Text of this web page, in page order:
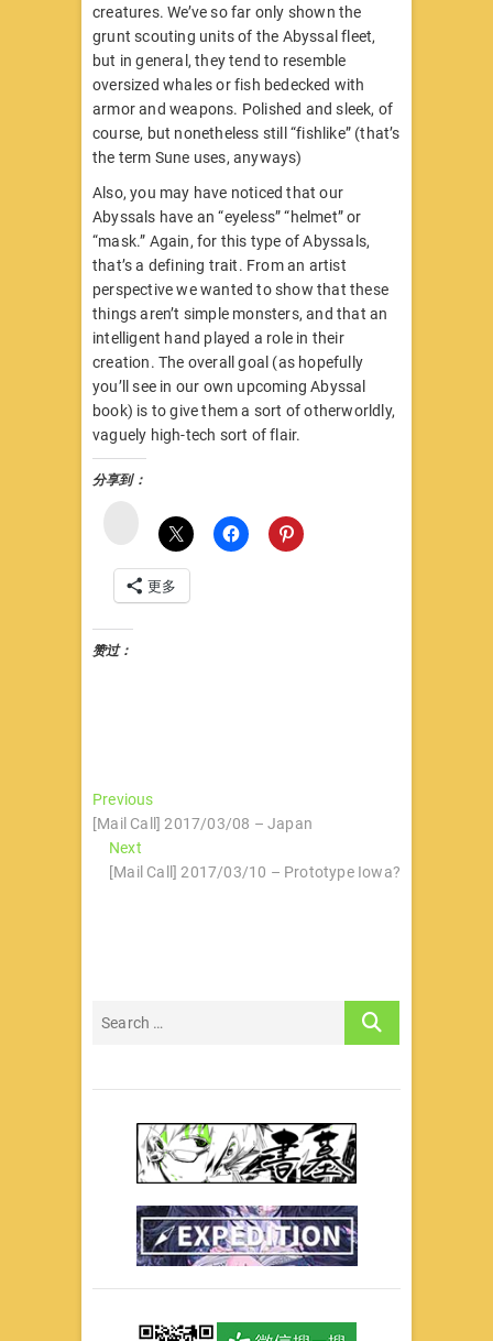
creatures. We’ve so far only shown the
grunt scouting units of the Abyssal fleet,
but in general, they tend to resemble
oversized whales or fish bedecked with
armor and weapons. Polished and sleek, of
course, but nonetheless still “fishlike” (that’s
the term Sune uses, anyways)
Also, you may have noticed that our
Abyssals have an “eyeless” “helmet” or
“mask.” Again, for this type of Abyssals,
that’s a defining trait. From an artist
perspective we wanted to show that these
things aren’t simple monsters, and that an
intelligent hand played a role in their
creation. The overall goal (as hopefully
you’ll see in our own upcoming Abyssal
book) is to give them a sort of otherworldly,
vaguely high-tech sort of flair.
分享到：
更多
赞过：
文
章
导
PreviousPrevious
post:
[Mail Call] 2017/03/08 – Japan
NextNext
post:
[Mail Call] 2017/03/10 – Prototype Iowa?